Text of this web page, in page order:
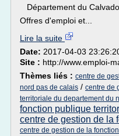
Département du
Offres d'emploi et...
Lire la suite
Date: 2017-04-03
Site : http://www.emploi-
Thèmes liés : centre de
nord pas de calais / centre de
territoriale du departement du
fonction publique
centre de gestion de la
centre de gestion de la